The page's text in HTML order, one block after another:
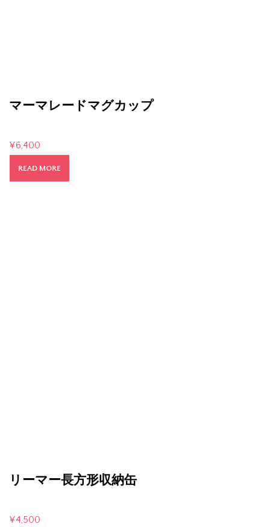
マーマレードマグカップ
¥6,400
READ MORE
リーマー長方形収納缶
¥4,500